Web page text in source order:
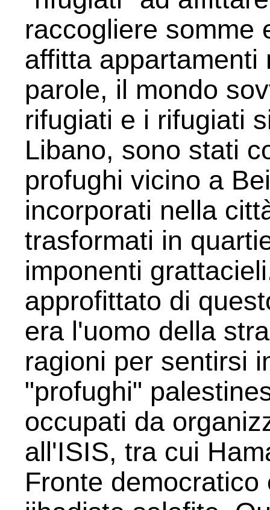
raccogliere somme
affitta
parole, il mondo
rifugiati e i rifugiati
Libano, sono stati
profughi vicino a
incorporati nella
trasformati in
imponenti
approfittato di
era l'uomo della
ragioni per sentirsi
"profughi"
occupati da
all'ISIS, tra cui
Fronte